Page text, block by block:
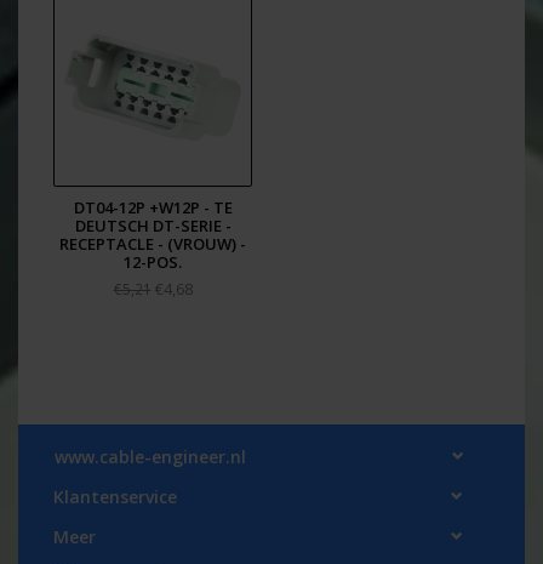
DT04-12P +W12P - TE
DEUTSCH DT-SERIE -
RECEPTACLE - (VROUW) -
12-POS.
€5,21 €4,68
www.cable-engineer.nl
Klantenservice
Meer